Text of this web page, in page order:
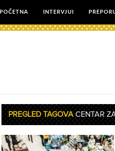
POČETNA INTERVJUI
PREGLED TAGOVACENTAR